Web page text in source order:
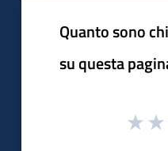
Quanto sono
su questa